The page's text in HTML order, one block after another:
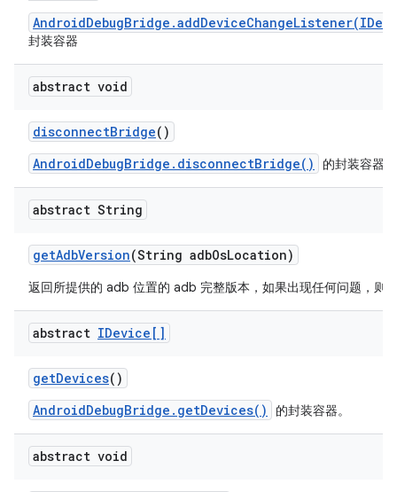
封装容器
abstract void
disconnectBridge()
AndroidDebugBridge.disconnectBridge()
的封装容器
abstract String
getAdbVersion(String adbOsLocation)
返回所提供的 adb 位置的 adb 完整版本，如果出现任何问题，则
abstract IDevice[]
getDevices()
AndroidDebugBridge.getDevices()
的封装容器。
abstract void